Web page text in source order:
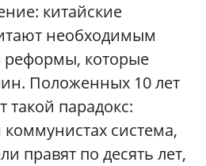
китайские
необходимым
реформы, которые
Положенных 10 лет
такой парадокс:
система,
правят по десять лет,